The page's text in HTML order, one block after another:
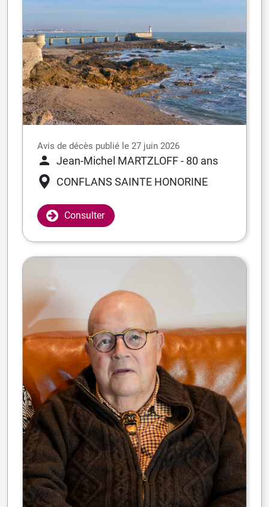
Avis de décès publié le 27 juin 2026
Jean-Michel MARTZLOFF- 80 ans
CONFLANS SAINTE HONORINE
Consulter